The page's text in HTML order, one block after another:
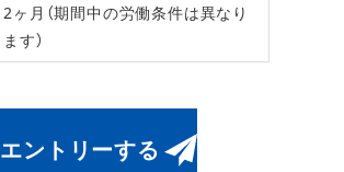
2ヶ月（期間中の労働条件は異なり
ます）
エントリーする